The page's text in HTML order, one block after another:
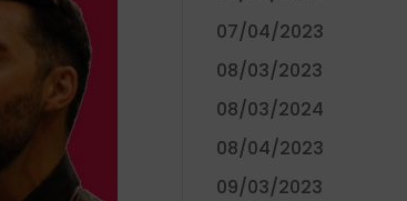
07/04/2023
08/03/2023
08/03/2024
08/04/2023
09/03/2023